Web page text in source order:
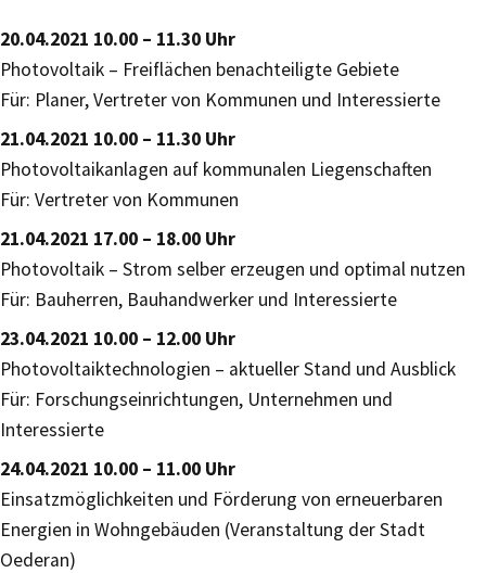
20.04.2021 10.00 – 11.30 Uhr
Photovoltaik – Freiflächen benachteiligte Gebiete
Für: Planer, Vertreter von Kommunen und Interessierte
21.04.2021 10.00 – 11.30 Uhr
Photovoltaikanlagen auf kommunalen Liegenschaften
Für: Vertreter von Kommunen
21.04.2021 17.00 – 18.00 Uhr
Photovoltaik – Strom selber erzeugen und optimal nutzen
Für: Bauherren, Bauhandwerker und Interessierte
23.04.2021 10.00 – 12.00 Uhr
Photovoltaiktechnologien – aktueller Stand und Ausblick
Für: Forschungseinrichtungen, Unternehmen und
Interessierte
24.04.2021 10.00 – 11.00 Uhr
Einsatzmöglichkeiten und Förderung von erneuerbaren
Energien in Wohngebäuden (Veranstaltung der Stadt
Oederan)